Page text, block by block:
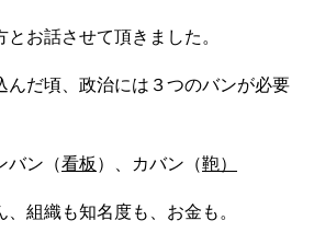
お話させて頂きました。
んだ頃、政治には３つのバンが必要
バン（看板 ）、カバン（鞄）
組織も知名度も、お金も。